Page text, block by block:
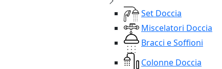
Set Doccia
Miscelatori Doccia
Bracci e Soffioni
Colonne Doccia